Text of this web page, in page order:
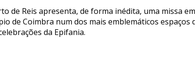
de Reis apresenta, de forma inédita, uma missa
de Coimbra num dos mais emblemáticos espaços
da Epifania.